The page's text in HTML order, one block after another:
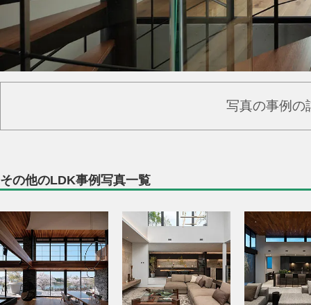
写真の事例の
その他のLDK事例写真一覧